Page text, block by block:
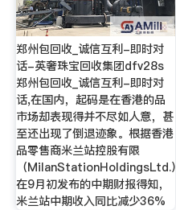
郑州包回收_诚信互利-即时对
话-英奢珠宝回收集团dfv28s
郑州包回收_诚信互利-即时对
话,在国内，起码是在香港的品
市场却表现得并不尽如人意，甚
至还出现了倒退迹象。根据香港
品零售商米兰站控股有限
（MilanStationHoldingsLtd.）
在9月初发布的中期财报得知，
米兰站中期收入同比减少36%